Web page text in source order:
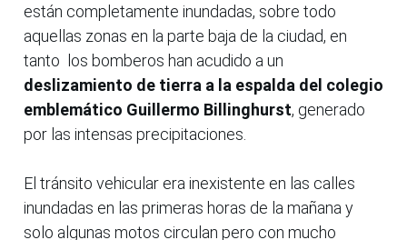
están completamente inundadas, sobre todo
aquellas zonas en la parte baja de la ciudad, en
tanto los bomberos han acudido a un
deslizamiento de tierra a la espalda del colegio
emblemático Guillermo Billinghurst, generado
por las intensas precipitaciones.
El tránsito vehicular era inexistente en las calles
inundadas en las primeras horas de la mañana y
solo algunas motos circulan pero con mucho